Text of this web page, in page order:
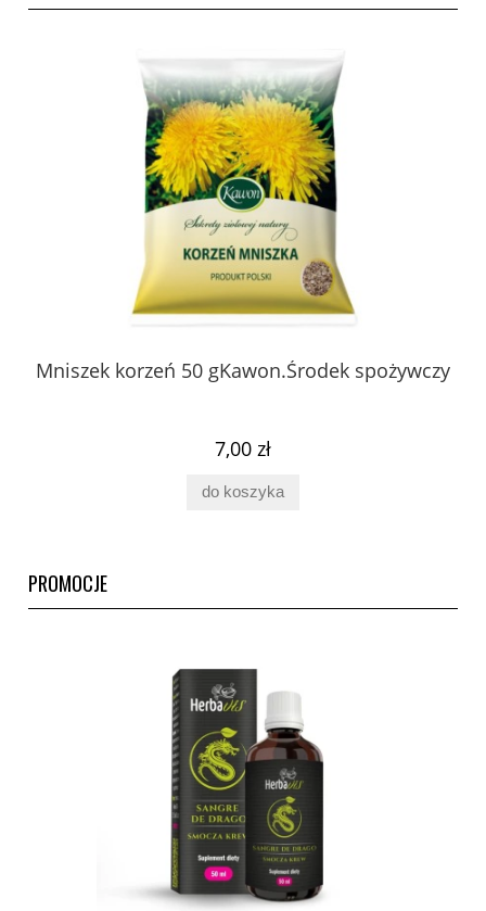
Mniszek korzeń 50 gKawon.Środek spożywczy
7,00 zł
do koszyka
PROMOCJE